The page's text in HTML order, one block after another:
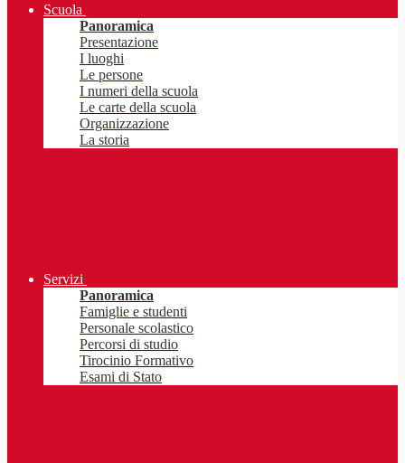
Scuola
Panoramica
Presentazione
I luoghi
Le persone
I numeri della scuola
Le carte della scuola
Organizzazione
La storia
Servizi
Panoramica
Famiglie e studenti
Personale scolastico
Percorsi di studio
Tirocinio Formativo
Esami di Stato